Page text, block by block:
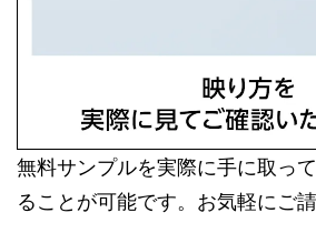
無料サンプルを実際に手に取っ
ることが可能です。お気軽にご請